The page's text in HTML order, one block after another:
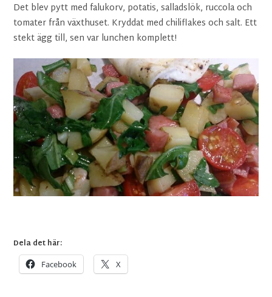
Det blev pytt med falukorv, potatis, salladslök, ruccola och
tomater från växthuset. Kryddat med chiliflakes och salt. Ett
stekt ägg till, sen var lunchen komplett!
Dela det här:
Facebook X